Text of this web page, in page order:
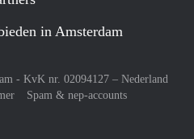
in Amsterdam
- KvK nr. 02094127 – Nederland
Spam & nep-accounts